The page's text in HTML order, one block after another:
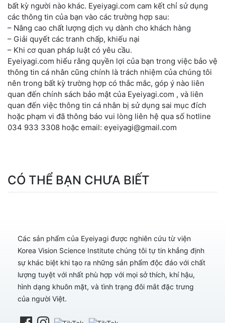
bất kỳ người nào khác. Eyeiyagi.com cam kết chỉ sử dụng
các thông tin của bạn vào các trường hợp sau:
– Nâng cao chất lượng dịch vụ dành cho khách hàng
– Giải quyết các tranh chấp, khiếu nại
– Khi cơ quan pháp luật có yêu cầu.
Eyeiyagi.com hiểu rằng quyền lợi của bạn trong việc bảo vệ
thông tin cá nhân cũng chính là trách nhiệm của chúng tôi
nên trong bất kỳ trường hợp có thắc mắc, góp ý nào liên
quan đến chính sách bảo mật của Eyeiyagi.com , và liên
quan đến việc thông tin cá nhân bị sử dụng sai mục đích
hoặc phạm vi đã thông báo vui lòng liên hệ qua số hotline
034 933 3308 hoặc email: eyeiyagi@gmail.com
CÓ THỂ BẠN CHƯA BIẾT
Các sản phẩm của Eyeiyagi được nghiên cứu từ viện
Korea Vision Science Institute chúng tôi tự tin khẳng định
sự khác biệt khi tạo ra những sản phẩm độc đáo với chất
lượng tuyệt với nhất phù hợp với mọi sở thích, khí hậu,
hình dạng khuôn mặt, và tình trạng đôi mắt đặc trưng
của người Việt.